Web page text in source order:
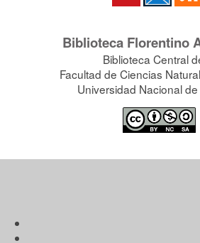
Biblioteca Florentino
Biblioteca Central
Facultad de Ciencias
Universidad Nacional